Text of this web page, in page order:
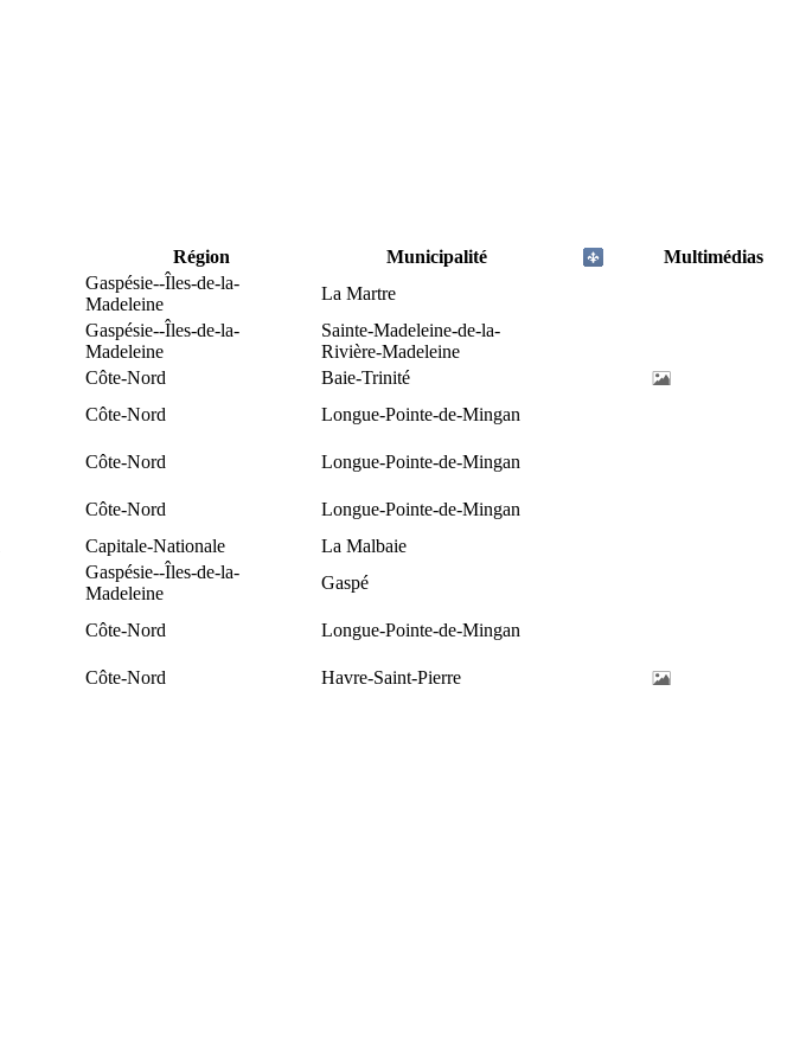
Région Municipalité
Multimédias
Gaspésie--Îles-de-la-
Madeleine
La Martre
Gaspésie--Îles-de-la-
Madeleine
Sainte-Madeleine-de-la-
Rivière-Madeleine
Côte-Nord
Baie-Trinité
Côte-Nord Longue-Pointe-de-Mingan
Côte-Nord Longue-Pointe-de-Mingan
Côte-Nord
Longue-Pointe-de-Mingan
Capitale-Nationale
La Malbaie
Gaspésie--Îles-de-la-
Madeleine
Gaspé
Côte-Nord Longue-Pointe-de-Mingan
Côte-Nord Havre-Saint-Pierre